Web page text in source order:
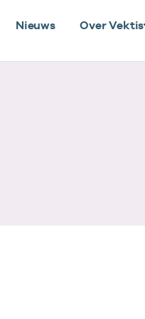
Nieuws Over Vektis